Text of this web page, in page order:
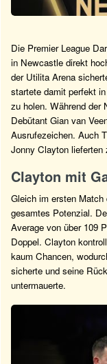
Die Premier League
in Newcastle direkt
der Utilita Arena
startete damit perfekt
zu holen. Während der
Debütant Gian van
Ausrufezeichen. Auch
Jonny Clayton
Clayton mit
Gleich im ersten
gesamtes Potenzial.
Average von über 109
Doppel. Clayton
kaum Chancen,
sicherte und seine
untermauerte.